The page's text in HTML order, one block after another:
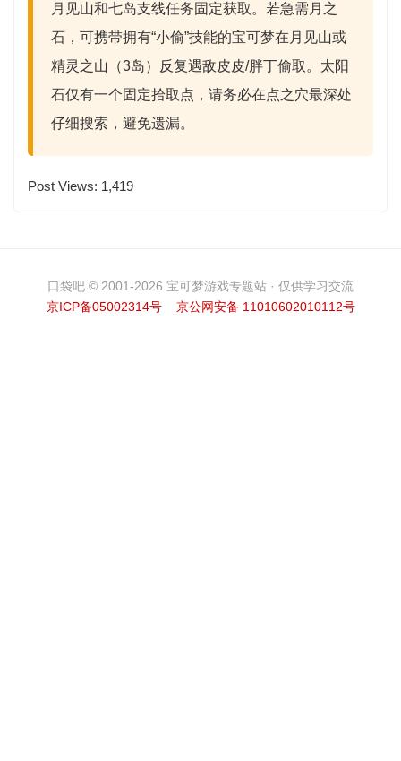
月见山和七岛支线任务固定获取。若急需月之
石，可携带拥有“小偷”技能的宝可梦在月见山或
精灵之山（3岛）反复遇敌皮皮/胖丁偷取。太阳
石仅有一个固定拾取点，请务必在点之穴最深处
仔细搜索，避免遗漏。
Post Views: 1,419
口袋吧 © 2001-2026 宝可梦游戏专题站 · 仅供学习交流
京ICP备05002314号
京公网安备 11010602010112号